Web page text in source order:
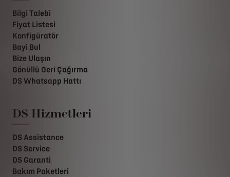
Bilgi Talebi
Fiyat Listesi
Konfigüratör
Bayi Bul
Bize Ulaşın
Gönüllü Geri Çağırma
DS Whatsapp Hattı
DS Hizmetleri
DS Assistance
DS Service
DS Garanti
Bakım Paketleri